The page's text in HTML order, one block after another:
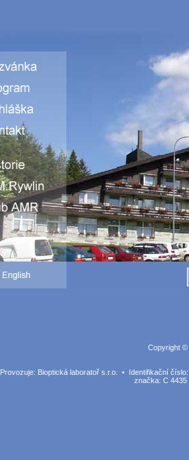
Copyright
Provozuje: Bioptická laboratoř s.r.o. • Identifikační
značka: C 4435